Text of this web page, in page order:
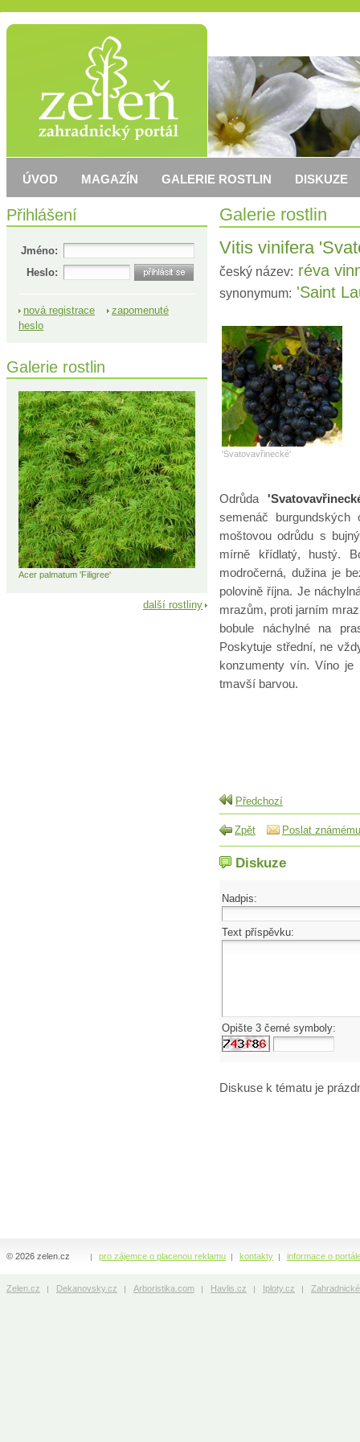
Galerie rostlin
Vitis vinifera
český název: réva
synonymum: 'Saint
'Svatovavřinecké'
Odrůda
semenáč
moštovou odrůdu s
mírně křídlatý, hustý.
modročerná, dužina je
polovině října. Je
mrazům, proti jarním
bobule náchylné na
Poskytuje střední, ne
konzumenty vín. Víno
tmavší barvou.
Předchozí
Zpět Poslat známému
Diskuze
Nadpis:
Text příspěvku:
Opište 3 černé symboly:
Diskuse k tématu je
Přihlášení
Jméno:
Heslo:
nová registrace
zapomenuté
heslo
Galerie rostlin
Acer palmatum 'Filigree'
další rostliny
ÚVOD MAGAZÍN GALERIE ROSTLIN DISKUZE
pro zájemce o placenou reklamu kontakty informace o
© 2026 zelen.cz
Zelen.cz Dekanovsky.cz Arboristika.com Havlis.cz Iploty.cz